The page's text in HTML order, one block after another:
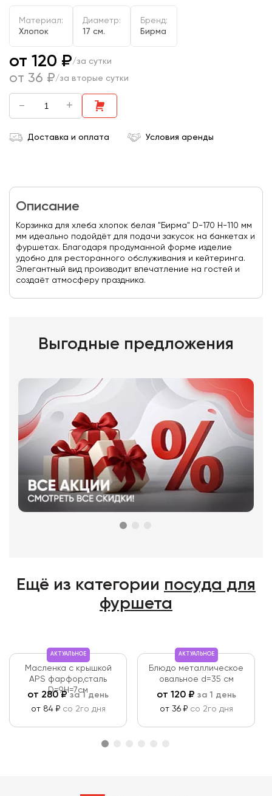
Материал:
Хлопок
Диаметр:
17 см.
Бренд:
Бирма
от 120 ₽/за сутки
от 36 ₽/за вторые сутки
- +
Доставка и оплата Условия аренды
Описание
Корзинка для хлеба хлопок белая "Бирма" D-170 Н-110 мм
мм идеально подойдёт для подачи закусок на банкетах и
фуршетах. Благодаря продуманной форме изделие
удобно для ресторанного обслуживания и кейтеринга.
Элегантный вид производит впечатление на гостей и
создаёт атмосферу праздника.
Выгодные предложения
Ещё из категории посуда для
фуршета
АКТУАЛЬНОЕ
Масленка с крышкой
APS фарфор,сталь
D=9,H=7см
от 280₽за 1 день
от 84 ₽ со 2го дня
АКТУАЛЬНОЕ
Блюдо металлическое
овальное d=35 см
от 120₽ за 1 день
от 36 ₽ со 2го дня